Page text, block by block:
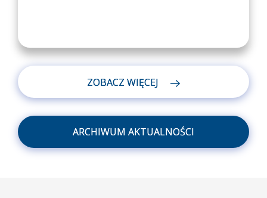
ARCHIWUM AKTUALNOŚCI
ZOBACZ WIĘCEJ